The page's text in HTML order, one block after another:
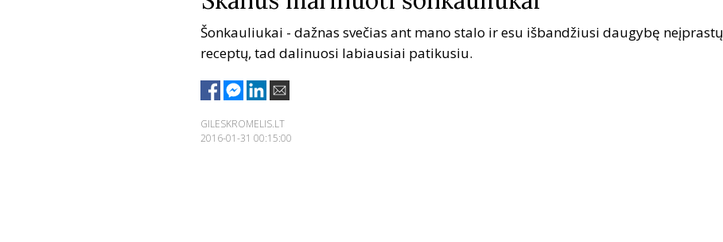
Šonkauliukai - dažnas svečias ant mano stalo ir esu išbandžiusi daugybę neįprastų
receptų, tad dalinuosi labiausiai patikusiu.
GILESKROMELIS.LT
2016-01-31 00:15:00